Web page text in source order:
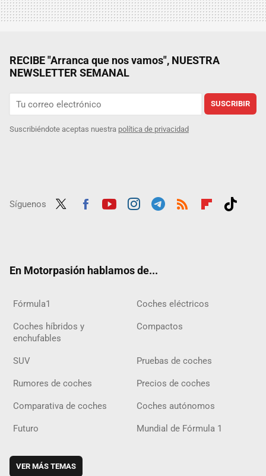
RECIBE "Arranca que nos vamos", NUESTRA
NEWSLETTER SEMANAL
SUSCRIBIR
Suscribiéndote aceptas nuestra política de privacidad
Síguenos
En Motorpasión hablamos de...
Fórmula1 Coches eléctricos
Coches híbridos y
enchufables
Compactos
SUV Pruebas de coches
Rumores de coches Precios de coches
Comparativa de coches Coches autónomos
Futuro Mundial de Fórmula 1
VER MÁS TEMAS